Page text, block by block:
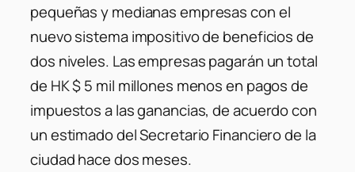
pequeñas y medianas empresas con el
nuevo sistema impositivo de beneficios de
dos niveles. Las empresas pagarán un total
de HK $ 5 mil millones menos en pagos de
impuestos a las ganancias, de acuerdo con
un estimado del Secretario Financiero de la
ciudad hace dos meses.